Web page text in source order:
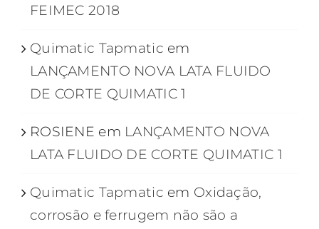
FEIMEC 2018
Quimatic Tapmatic em
LANÇAMENTO NOVA LATA FLUIDO
DE CORTE QUIMATIC 1
ROSIENE em LANÇAMENTO NOVA
LATA FLUIDO DE CORTE QUIMATIC 1
Quimatic Tapmatic em Oxidação,
corrosão e ferrugem não são a